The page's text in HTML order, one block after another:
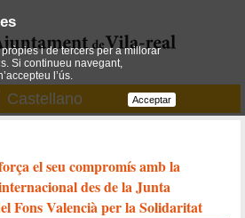
Castellano
el seu compromís amb la
des de la Junta
Fons Valencià per la Solidaritat
i de tercers per a millorar
Si continueu navegant,
l’ús.
Acceptar